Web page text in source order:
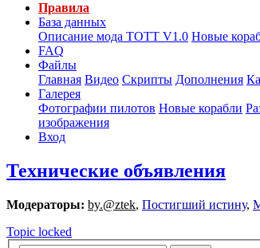
Правила
База данных
Описание мода ТОТТ V1.0 Новые
FAQ
Файлы
Главная Видео Скрипты Дополнения
Галерея
Фотографии пилотов Новые корабли
изображения
Вход
Технические объявления
Модераторы: by.@ztek, Постигший истину,
Topic locked